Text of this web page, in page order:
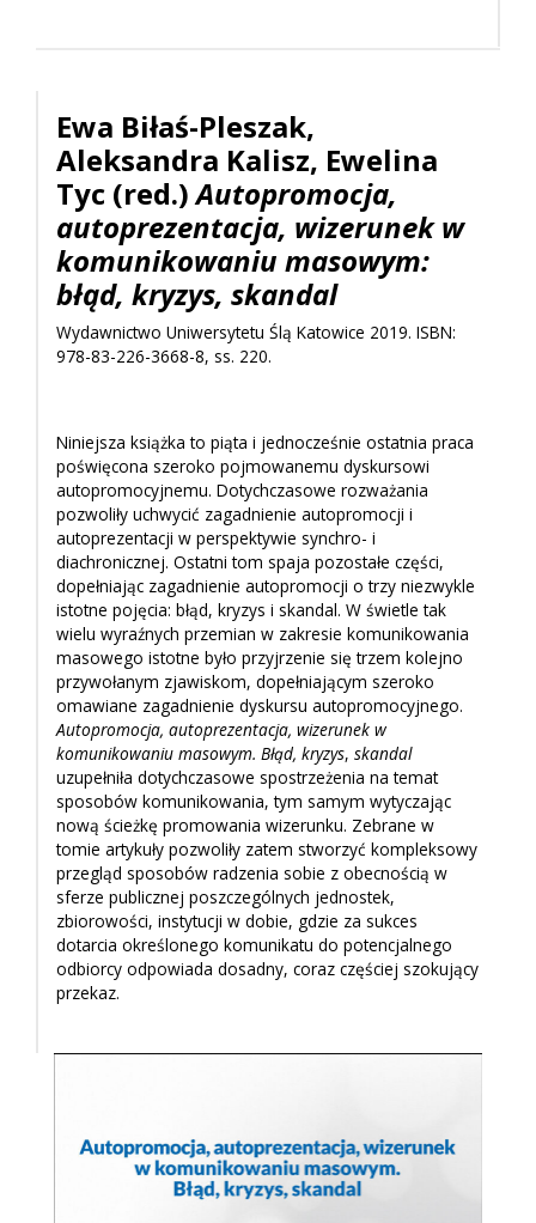
Ewa Biłaś-Pleszak,
Aleksandra Kalisz, Ewelina
Tyc (red.)Autopromocja,
autoprezentacja, wizerunek w
komunikowaniu masowym:
błąd, kryzys, skandal
Wydawnictwo Uniwersytetu Ślą Katowice 2019. ISBN:
978-83-226-3668-8, ss. 220.
Niniejsza książka to piąta i jednocześnie ostatnia praca
poświęcona szeroko pojmowanemu dyskursowi
autopromocyjnemu. Dotychczasowe rozważania
pozwoliły uchwycić zagadnienie autopromocji i
autoprezentacji w perspektywie synchro- i
diachronicznej. Ostatni tom spaja pozostałe części,
dopełniając zagadnienie autopromocji o trzy niezwykle
istotne pojęcia: błąd, kryzys i skandal. W świetle tak
wielu wyraźnych przemian w zakresie komunikowania
masowego istotne było przyjrzenie się trzem kolejno
przywołanym zjawiskom, dopełniającym szeroko
omawiane zagadnienie dyskursu autopromocyjnego.
Autopromocja, autoprezentacja, wizerunek w
komunikowaniu masowym. Błąd, kryzys, skandal
uzupełniła dotychczasowe spostrzeżenia na temat
sposobów komunikowania, tym samym wytyczając
nową ścieżkę promowania wizerunku. Zebrane w
tomie artykuły pozwoliły zatem stworzyć kompleksowy
przegląd sposobów radzenia sobie z obecnością w
sferze publicznej poszczególnych jednostek,
zbiorowości, instytucji w dobie, gdzie za sukces
dotarcia określonego komunikatu do potencjalnego
odbiorcy odpowiada dosadny, coraz częściej szokujący
przekaz.